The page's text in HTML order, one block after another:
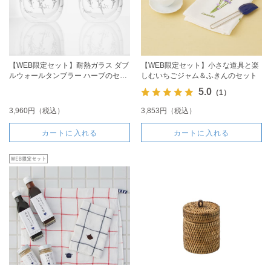
【WEB限定セット】耐熱ガラス ダブ
ルウォールタンブラー ハーブのセッ
3,960円（税込）
カートに入れる
【WEB限定セット】小さな道具と楽
しむいちごジャム＆ふきんのセット
5.0（1）
3,853円（税込）
カートに入れる